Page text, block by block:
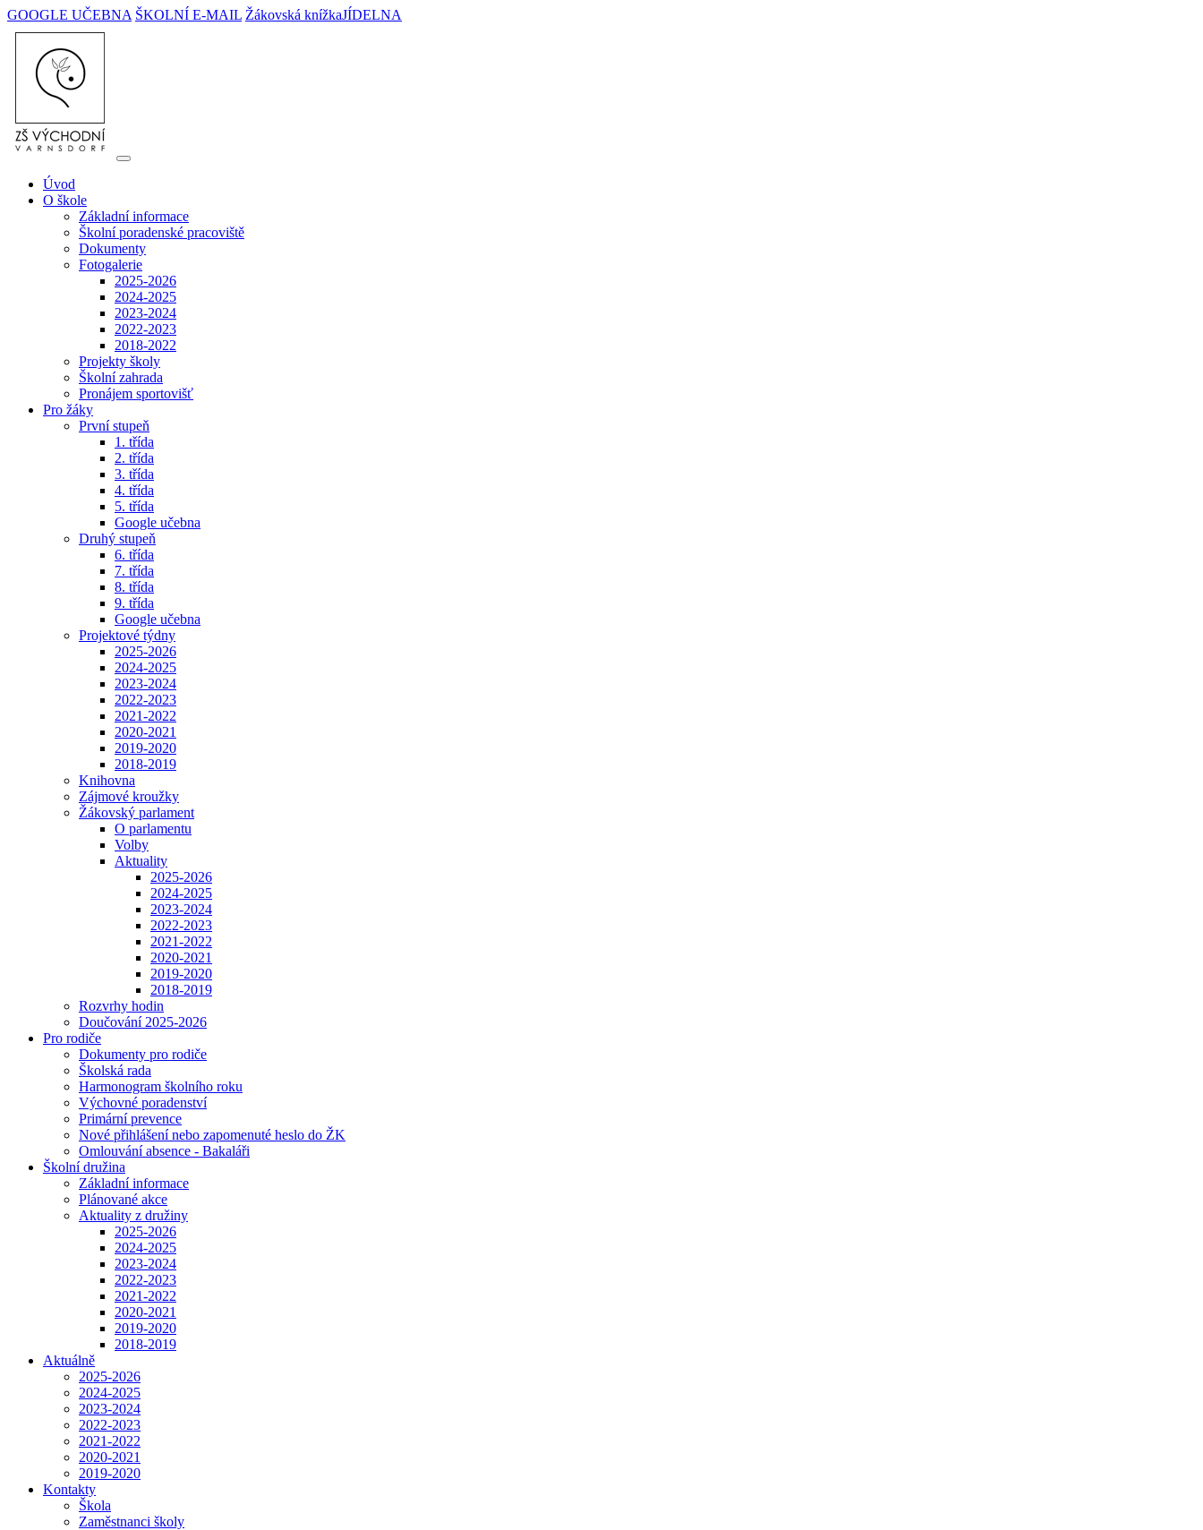
GOOGLE UČEBNA ŠKOLNÍ E-MAIL Žákovská knížkaJÍDELNA
Úvod
O škole
Základní informace
Školní poradenské pracoviště
Dokumenty
Fotogalerie
2025-2026
2024-2025
2023-2024
2022-2023
2018-2022
Projekty školy
Školní zahrada
Pronájem sportovišť
Pro žáky
První stupeň
1. třída
2. třída
3. třída
4. třída
5. třída
Google učebna
Druhý stupeň
6. třída
7. třída
8. třída
9. třída
Google učebna
Projektové týdny
2025-2026
2024-2025
2023-2024
2022-2023
2021-2022
2020-2021
2019-2020
2018-2019
Knihovna
Zájmové kroužky
Žákovský parlament
O parlamentu
Volby
Aktuality
2025-2026
2024-2025
2023-2024
2022-2023
2021-2022
2020-2021
2019-2020
2018-2019
Rozvrhy hodin
Doučování 2025-2026
Pro rodiče
Dokumenty pro rodiče
Školská rada
Harmonogram školního roku
Výchovné poradenství
Primární prevence
Nové přihlášení nebo zapomenuté heslo do ŽK
Omlouvání absence - Bakaláři
Školní družina
Základní informace
Plánované akce
Aktuality z družiny
2025-2026
2024-2025
2023-2024
2022-2023
2021-2022
2020-2021
2019-2020
2018-2019
Aktuálně
2025-2026
2024-2025
2023-2024
2022-2023
2021-2022
2020-2021
2019-2020
Kontakty
Škola
Zaměstnanci školy